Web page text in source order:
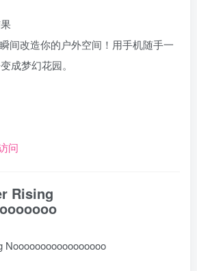
间改造你的户外空间！用手机随手一
成梦幻花园。
问
Rising